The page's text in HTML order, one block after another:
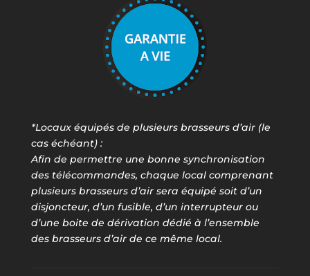
*Locaux équipés de plusieurs brasseurs d’air (le
cas échéant) :
Afin de permettre une bonne synchronisation
des télécommandes, chaque local comprenant
plusieurs brasseurs d’air sera équipé soit d’un
disjoncteur, d’un fusible, d’un interrupteur ou
d’une boite de dérivation dédié à l’ensemble
des brasseurs d’air de ce même local.